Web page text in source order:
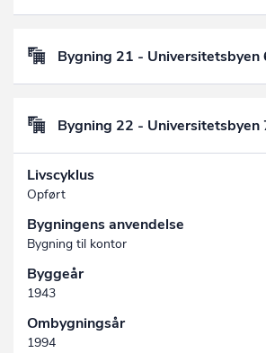
Bygning 21 - Universitetsbyen
Bygning 22 - Universitetsbyen
Livscyklus
Opført
Bygningens anvendelse
Bygning til kontor
Byggeår
1943
Ombygningsår
1994